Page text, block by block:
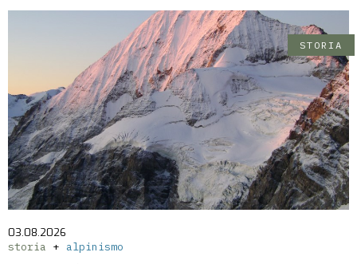
STORIA
03.08.2026
storia
alpinismo